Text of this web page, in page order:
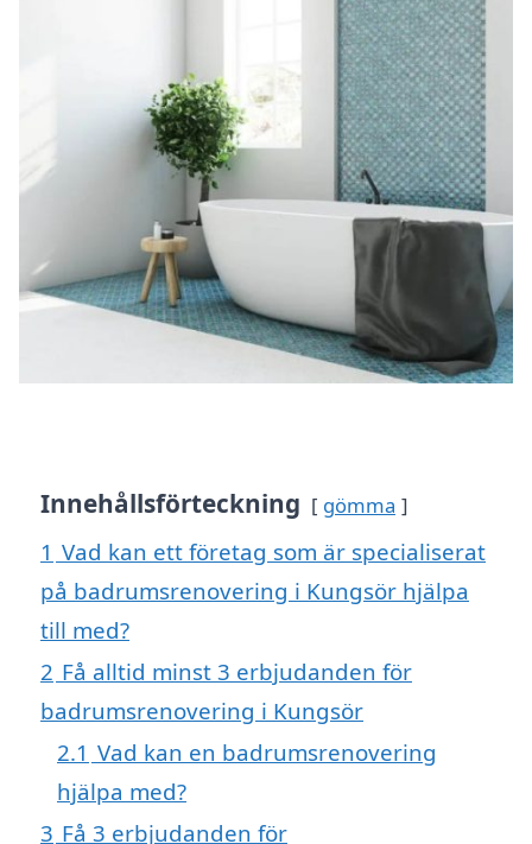
Innehållsförteckning gömma
1 Vad kan ett företag som är specialiserat
på badrumsrenovering i Kungsör hjälpa
till med?
2 Få alltid minst 3 erbjudanden för
badrumsrenovering i Kungsör
2.1 Vad kan en badrumsrenovering
hjälpa med?
3 Få 3 erbjudanden för